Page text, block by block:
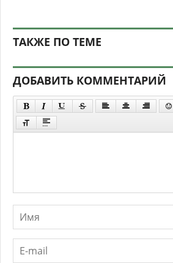
ТАКЖЕ ПО ТЕМЕ
ДОБАВИТЬ КОММЕНТАРИЙ